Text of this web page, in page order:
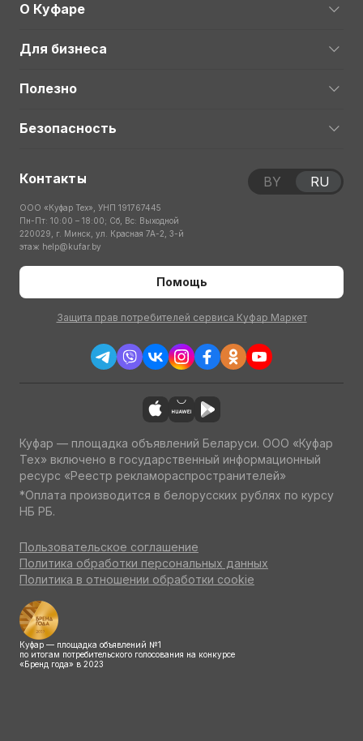
О Куфаре
Для бизнеса
Полезно
Безопасность
Контакты
ООО «Куфар Тех», УНП 191767445
Пн-Пт: 10:00 – 18:00; Сб, Вс: Выходной
220029, г. Минск, ул. Красная 7А-2, 3-й
этаж help@kufar.by
Помощь
Защита прав потребителей сервиса Куфар Маркет
BY RU
Куфар — площадка объявлений Беларуси. ООО «Куфар
Тех» включено в государственный информационный
ресурс «Реестр рекламораспространителей»
*Оплата производится в белорусских рублях по курсу
НБ РБ.
Пользовательское соглашение
Политика обработки персональных данных
Политика в отношении обработки cookie
Куфар — площадка объявлений №1
по итогам потребительского голосования на конкурсе
«Бренд года» в 2023